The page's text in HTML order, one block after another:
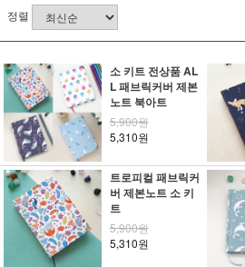
정렬
소 키트 전상품 AL
L 패브릭커버 제본
노트 북아트
5,900원
5,310원
트로피컬 패브릭커
버 제본노트 소 키
트
5,900원
5,310원